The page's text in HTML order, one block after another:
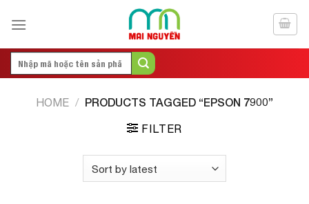
Search
HOME / PRODUCTS TAGGED “EPSON 7900”
FILTER